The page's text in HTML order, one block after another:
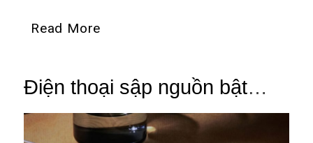
Read More
Điện thoại sập nguồn bật
không lên là do đâu và cách
khắc phục hiệu quả